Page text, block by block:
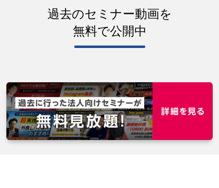
過去のセミナー動画を
無料で公開中